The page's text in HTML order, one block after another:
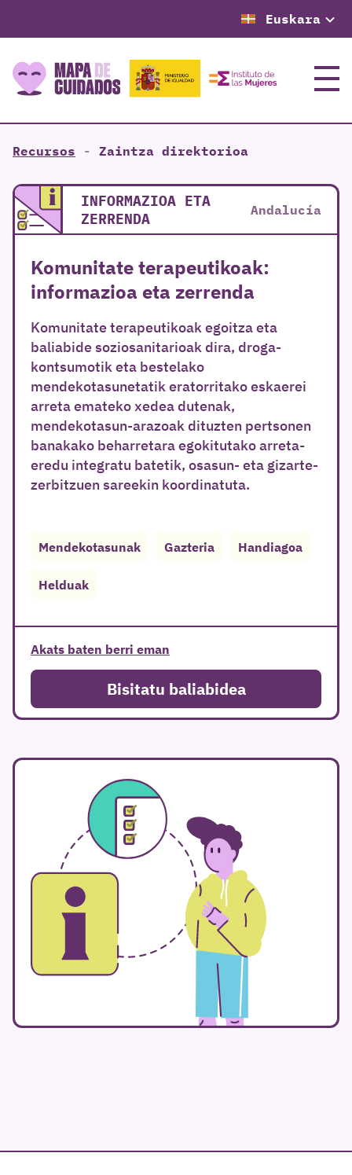
Euskara
Menua
Recursos - Zaintza direktorioa
INFORMAZIOA ETA
ZERRENDA
Andalucía
Komunitate terapeutikoak:
informazioa eta zerrenda
Komunitate terapeutikoak egoitza eta
baliabide soziosanitarioak dira, droga-
kontsumotik eta bestelako
mendekotasunetatik eratorritako eskaerei
arreta emateko xedea dutenak,
mendekotasun-arazoak dituzten pertsonen
banakako beharretara egokitutako arreta-
eredu integratu batetik, osasun- eta gizarte-
zerbitzuen sareekin koordinatuta.
Mendekotasunak Gazteria Handiagoa
Helduak
Akats baten berri eman
Bisitatu baliabidea